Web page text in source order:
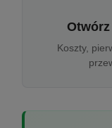
Koszty,